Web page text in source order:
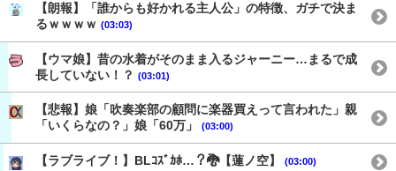
【朗報】「誰からも好かれる主人公」の特徴、ガチで決ま
るｗｗｗｗ (03:03)
【ウマ娘】昔の水着がそのまま入るジャーニー…まるで成
長していない！？ (03:01)
【悲報】娘「吹奏楽部の顧問に楽器買えって言われた」親
「いくらなの？」娘「60万」
(03:00)
【ラブライブ！】BLｺｽﾞｶﾎ…？🐉【蓮ノ空】 (03:00)